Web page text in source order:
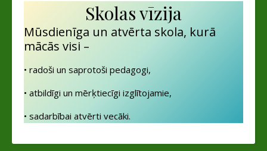
Skolas vīzija
Mūsdienīga un atvērta skola, kurā
mācās visi –
• radoši un saprotoši pedagogi,
• atbildīgi un mērķtiecīgi izglītojamie,
• sadarbībai atvērti vecāki.